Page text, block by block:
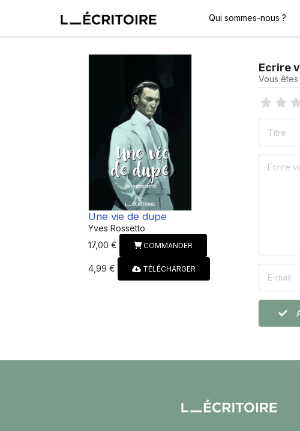
Qui sommes-nous ?
Une vie de dupe
Yves Rossetto
17,00 €
COMMANDER
4,99 € TÉLÉCHARGER
Ecrire
Vous êtes